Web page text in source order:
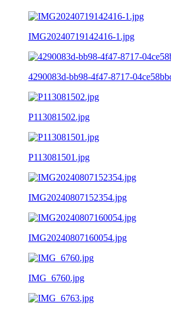
IMG20240719142416-1.jpg
4290083d-bb98-4f47-8717-
P113081502.jpg
P113081501.jpg
IMG20240807152354.jpg
IMG20240807160054.jpg
IMG_6760.jpg